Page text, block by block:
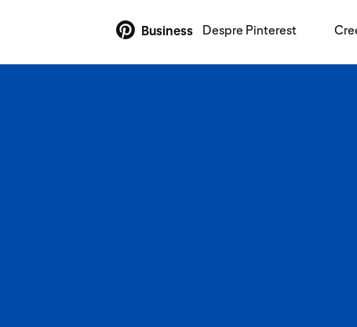
Business Despre Pinterest